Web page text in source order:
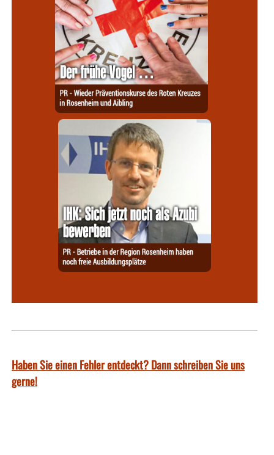
Haben Sie einen Fehler entdeckt? Dann schreiben Sie uns
gerne!